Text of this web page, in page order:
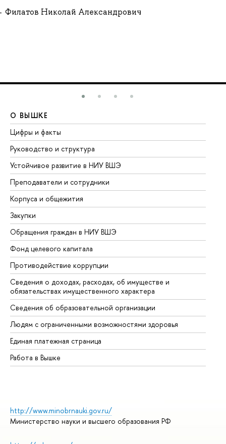
Филатов Николай Александрович
О ВЫШКЕ
Цифры и факты
Руководство и структура
Устойчивое развитие в НИУ ВШЭ
Преподаватели и сотрудники
Корпуса и общежития
Закупки
Обращения граждан в НИУ ВШЭ
Фонд целевого капитала
Противодействие коррупции
Сведения о доходах, расходах, об имуществе и
обязательствах имущественного характера
Сведения об образовательной организации
Людям с ограниченными возможностями здоровья
Единая платежная страница
Работа в Вышке
http://www.minobrnauki.gov.ru/
Министерство науки и высшего образования РФ